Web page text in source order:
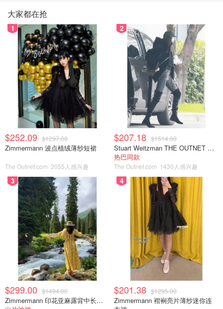
大家都在抢
1
$252.09 $1297.00
Zimmermann 波点植绒薄纱短裙
The Outnet.com 2055人感兴趣
2
$207.18 $1514.00
Stuart Weitzman THE OUTNET 麂皮过膝靴 黑色
热巴同款
The Outnet.com 1430人感兴趣
3
$299.00 $1494.00
Zimmermann 印花亚麻露背中长连衣裙
4
$201.38 $1295.00
Zimmermann 褶裥亮片薄纱迷你连